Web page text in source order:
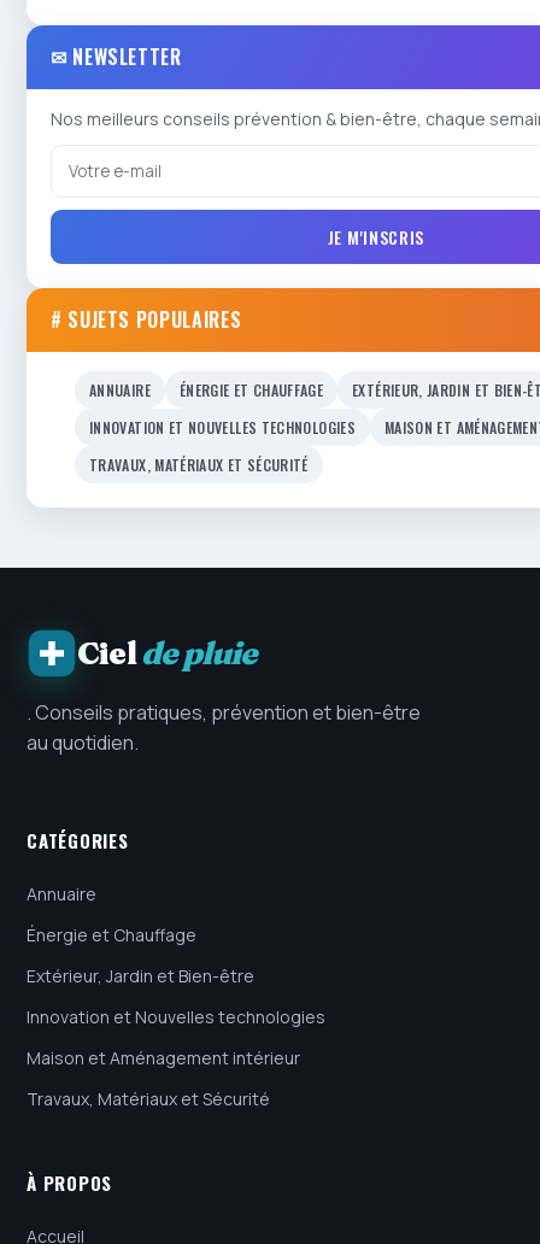
✉ NEWSLETTER
Nos meilleurs conseils prévention & bien-être, chaque
JE M'INSCRIS
# SUJETS POPULAIRES
ANNUAIRE ÉNERGIE ET CHAUFFAGE
EXTÉRIEUR, JARDIN ET BIEN-
INNOVATION ET NOUVELLES TECHNOLOGIES
MAISON ET
TRAVAUX, MATÉRIAUX ET SÉCURITÉ
Cielde pluie
. Conseils pratiques, prévention et bien-être
au quotidien.
CATÉGORIES
Annuaire
Énergie et Chauffage
Extérieur, Jardin et Bien-être
Innovation et Nouvelles technologies
Maison et Aménagement intérieur
Travaux, Matériaux et Sécurité
À PROPOS
Accueil